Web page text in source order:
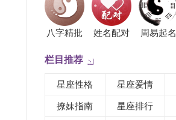
八字精批 姓名配对 周易起名
栏目推荐
星座性格 星座爱情
撩妹指南 星座排行